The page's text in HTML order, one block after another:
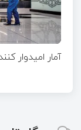
آمار امیدوار